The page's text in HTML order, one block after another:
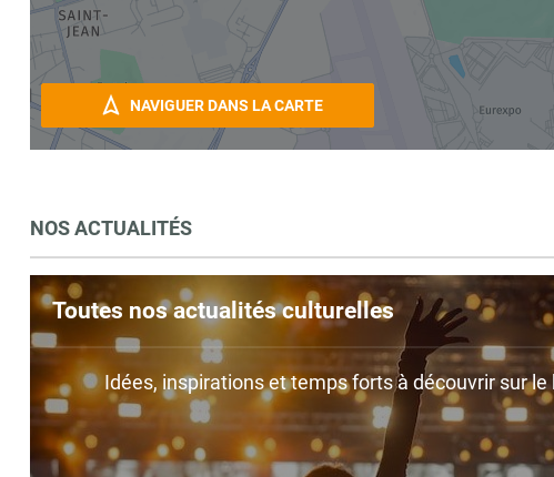
NAVIGUER DANS LA CARTE
NOS ACTUALITÉS
Toutes nos actualités culturelles
Idées, inspirations et temps forts à découvrir sur le